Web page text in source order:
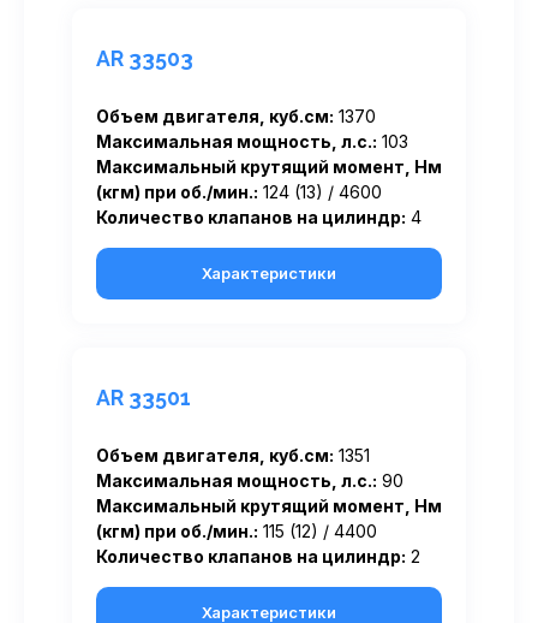
AR 33503
Объем двигателя, куб.см: 1370
Максимальная мощность, л.с.: 103
Максимальный крутящий момент, Нм
(кгм) при об./мин.: 124 (13) / 4600
Количество клапанов на цилиндр: 4
Характеристики
AR 33501
Объем двигателя, куб.см: 1351
Максимальная мощность, л.с.: 90
Максимальный крутящий момент, Нм
(кгм) при об./мин.: 115 (12) / 4400
Количество клапанов на цилиндр: 2
Характеристики